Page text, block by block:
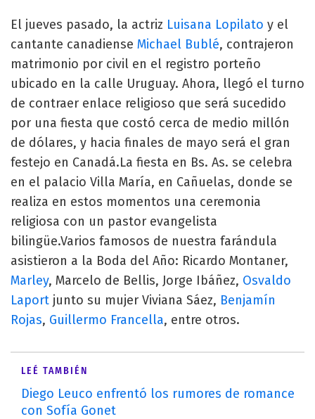
El jueves pasado, la actriz Luisana Lopilato y el
cantante canadiense Michael Bublé, contrajeron
matrimonio por civil en el registro porteño
ubicado en la calle Uruguay. Ahora, llegó el turno
de contraer enlace religioso que será sucedido
por una fiesta que costó cerca de medio millón
de dólares, y hacia finales de mayo será el gran
festejo en Canadá.La fiesta en Bs. As. se celebra
en el palacio Villa María, en Cañuelas, donde se
realiza en estos momentos una ceremonia
religiosa con un pastor evangelista
bilingüe.Varios famosos de nuestra farándula
asistieron a la Boda del Año: Ricardo Montaner,
Marley, Marcelo de Bellis, Jorge Ibáñez, Osvaldo
Laport junto su mujer Viviana Sáez, Benjamín
Rojas, Guillermo Francella, entre otros.
LEÉ TAMBIÉN
Diego Leuco enfrentó los rumores de romance
con Sofía Gonet